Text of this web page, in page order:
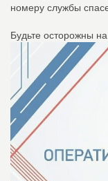
номеру службы
Будьте осторожны